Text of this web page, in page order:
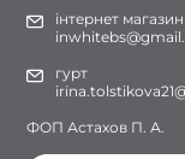
інтернет магазин
гурт
ФОП Астахов П. А.